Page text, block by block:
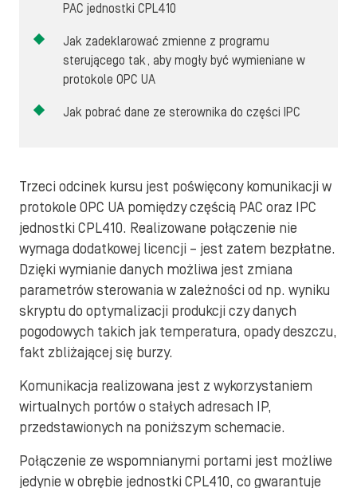
PAC jednostki CPL410
Jak zadeklarować zmienne z programu
sterującego tak, aby mogły być wymieniane w
protokole OPC UA
Jak pobrać dane ze sterownika do części IPC
Trzeci odcinek kursu jest poświęcony komunikacji w
protokole OPC UA pomiędzy częścią PAC oraz IPC
jednostki CPL410. Realizowane połączenie nie
wymaga dodatkowej licencji – jest zatem bezpłatne.
Dzięki wymianie danych możliwa jest zmiana
parametrów sterowania w zależności od np. wyniku
skryptu do optymalizacji produkcji czy danych
pogodowych takich jak temperatura, opady deszczu,
fakt zbliżającej się burzy.
Komunikacja realizowana jest z wykorzystaniem
wirtualnych portów o stałych adresach IP,
przedstawionych na poniższym schemacie.
Połączenie ze wspomnianymi portami jest możliwe
jedynie w obrębie jednostki CPL410, co gwarantuje